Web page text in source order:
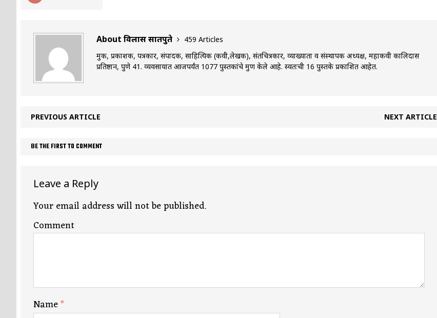
About विलास सातपुते
459 Articles
मुद्रक, प्रकाशक, पत्रकार, संपादक, साहित्यिक (कवी,लेखक), संतचित्रकार, व्याख्याता व संस्थापक अध्यक्ष, महाकवी कालिदास
प्रतिष्ठान, पुणे 41. व्यवसायात आजपर्यंत 1077 पुस्तकांचे मुद्रण केले आहे. स्वतःची 16 पुस्तके प्रकाशित आहेत.
PREVIOUS ARTICLE NEXT ARTICLE
BE THE FIRST TO COMMENT
Leave a Reply
Your email address will not be published.
Comment
Name*